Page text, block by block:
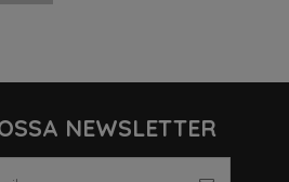
NEWSLETTER